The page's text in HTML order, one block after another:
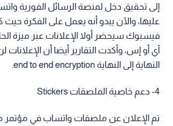
إلى تحقيق دخل لمنصة الرسائل الفورية
عليها، والآن يبدو أنه يعمل على الفكرة
فيسبوك سيحضر أولا الإعلانات عبر ميزة
آي أو إس، وأكدت التقارير أيضا أن
النهاية إلى النهاية end to end encryption.
4- دعم خاصية الملصقات Stickers